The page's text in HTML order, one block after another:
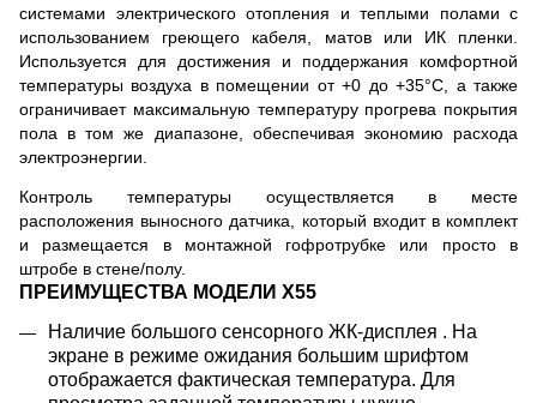
системами электрического отопления и теплыми полами с
использованием греющего кабеля, матов или ИК пленки.
Используется для достижения и поддержания комфортной
температуры воздуха в помещении от +0 до +35°С, а также
ограничивает максимальную температуру прогрева покрытия
пола в том же диапазоне, обеспечивая экономию расхода
электроэнергии.
Контроль температуры осуществляется в месте
расположения выносного датчика, который входит в комплект
и размещается в монтажной гофротрубке или просто в
штробе в стене/полу.
ПРЕИМУЩЕСТВА МОДЕЛИ X55
Наличие большого сенсорного ЖК-дисплея . На
экране в режиме ожидания большим шрифтом
отображается фактическая температура. Для